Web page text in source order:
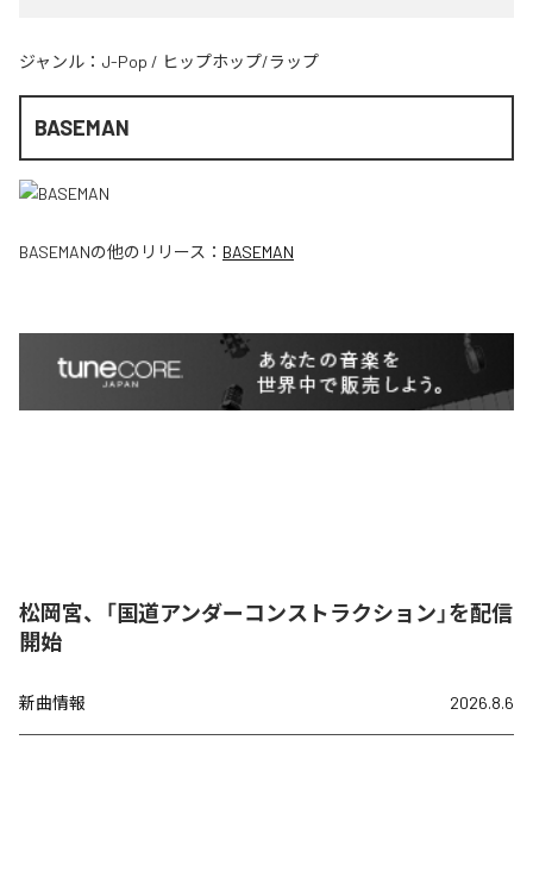
ジャンル： J-Pop / ヒップホップ/ラップ
BASEMAN
BASEMANの他のリリース： BASEMAN
松岡宮、「国道アンダーコンストラクション」を配信
開始
新曲情報 2026.8.6